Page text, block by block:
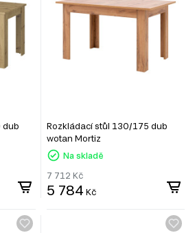
dub
Rozkládací stůl 130/175 dub
wotan Mortiz
Na skladě
7 712 Kč
5 784 Kč